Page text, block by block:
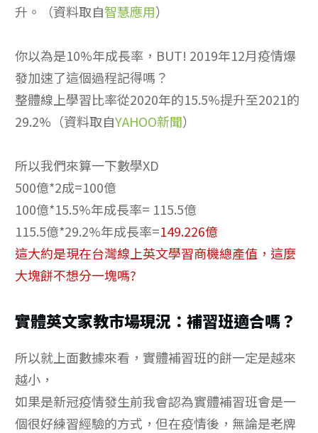
升。（資料取自智慧應用）
你以為是10%年成長率，BUT! 2019年12月疫情爆
發加速了這個過程記得嗎？
整體線上學習比率從2020年的15.5%提升至2021的
29.2%（資料取自YAHOO新聞）
所以我們來算一下數學XD
500億*2成=100億
100億*15.5%年成長率= 115.5億
115.5億*29.2%年成長率=149.226億
這大約是現在台灣線上英文學習商機總產值，這麼
大塊餅不想分一塊嗎?
實體英文家教市場現況：補習班適合嗎？
所以就上面數據來看，實體補習班的餅一定是越來
越小，
如果是新冠疫情發生前我會認為實體補習班會是一
個很好練習經驗的方式，但在疫情後，無論是老牌